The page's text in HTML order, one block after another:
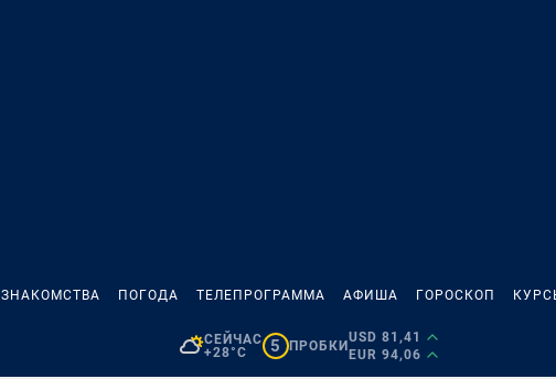
ЗНАКОМСТВА ПОГОДА ТЕЛЕПРОГРАММА АФИША ГОРОСКОП
СЕЙЧАС
+28°C
5 ПРОБКИ
USD 81,41
EUR 94,06